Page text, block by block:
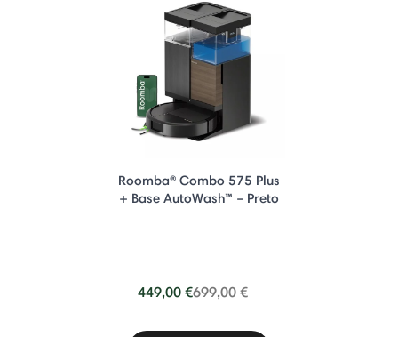
Roomba® Combo 575 Plus
+ Base AutoWash™ – Preto
449,00 €Price reduced from
699,00 €to